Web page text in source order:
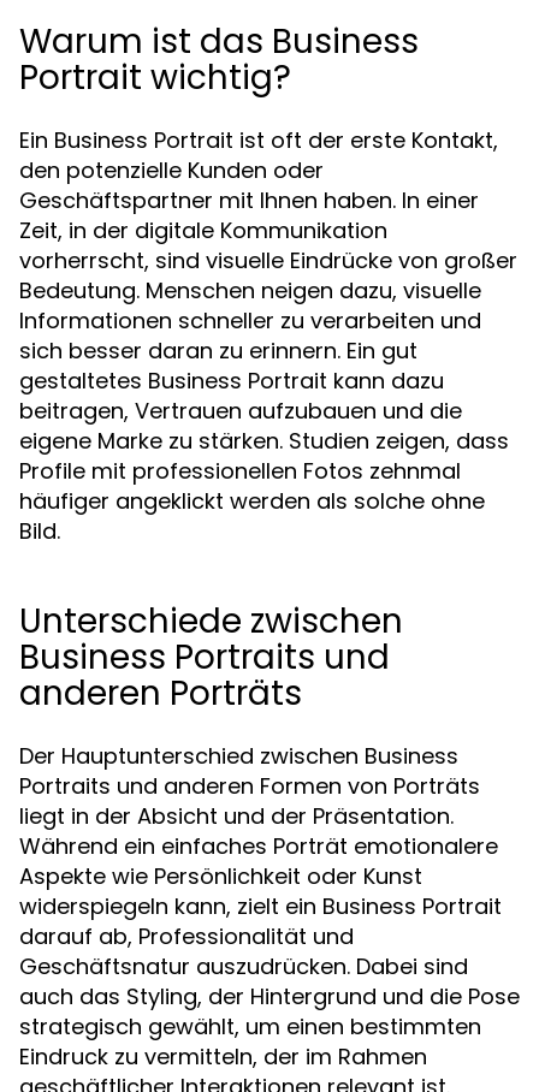
Warum ist das Business
Portrait wichtig?
Ein Business Portrait ist oft der erste Kontakt,
den potenzielle Kunden oder
Geschäftspartner mit Ihnen haben. In einer
Zeit, in der digitale Kommunikation
vorherrscht, sind visuelle Eindrücke von großer
Bedeutung. Menschen neigen dazu, visuelle
Informationen schneller zu verarbeiten und
sich besser daran zu erinnern. Ein gut
gestaltetes Business Portrait kann dazu
beitragen, Vertrauen aufzubauen und die
eigene Marke zu stärken. Studien zeigen, dass
Profile mit professionellen Fotos zehnmal
häufiger angeklickt werden als solche ohne
Bild.
Unterschiede zwischen
Business Portraits und
anderen Porträts
Der Hauptunterschied zwischen Business
Portraits und anderen Formen von Porträts
liegt in der Absicht und der Präsentation.
Während ein einfaches Porträt emotionalere
Aspekte wie Persönlichkeit oder Kunst
widerspiegeln kann, zielt ein Business Portrait
darauf ab, Professionalität und
Geschäftsnatur auszudrücken. Dabei sind
auch das Styling, der Hintergrund und die Pose
strategisch gewählt, um einen bestimmten
Eindruck zu vermitteln, der im Rahmen